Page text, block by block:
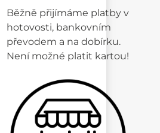
Běžně přijímáme platby v
hotovosti, bankovním
převodem a na dobírku.
Není možné platit kartou!